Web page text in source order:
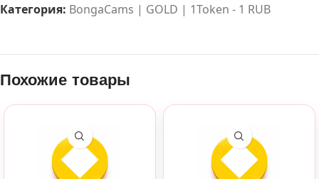
Категория: BongaCams | GOLD | 1Token - 1 RUB
Похожие товары